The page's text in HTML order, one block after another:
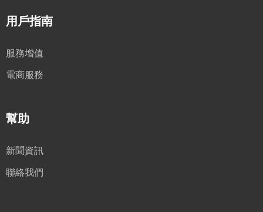
用戶指南
服務增值
電商服務
幫助
新聞資訊
聯絡我們